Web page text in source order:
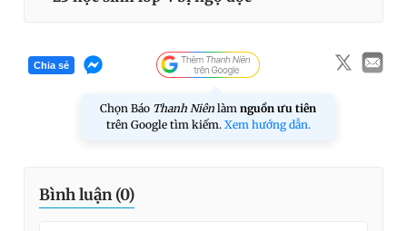
Chia sẻ
Chọn Báo Thanh Niên làm nguồn ưu tiên
trên Google tìm kiếm. Xem hướng dẫn.
Bình luận (0)